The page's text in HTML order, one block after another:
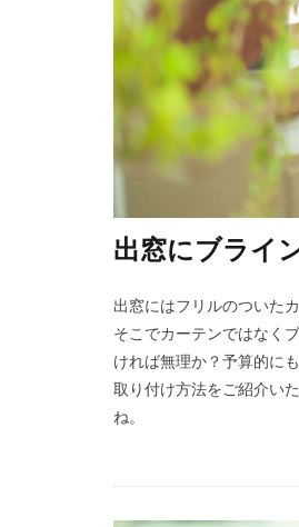
出窓にブライ
出窓にはフリルのついた
そこでカーテンではなく
ければ無理か？予算的に
取り付け方法をご紹介い
ね。